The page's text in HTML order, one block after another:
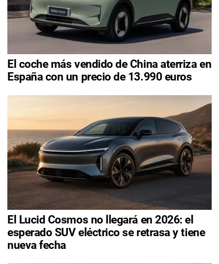
El coche más vendido de China aterriza en
España con un precio de 13.990 euros
El Lucid Cosmos no llegará en 2026: el
esperado SUV eléctrico se retrasa y tiene
nueva fecha